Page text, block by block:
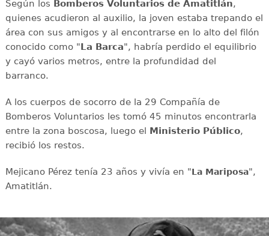
Según los Bomberos Voluntarios de Amatitlán,
quienes acudieron al auxilio, la joven estaba trepando el
área con sus amigos y al encontrarse en lo alto del filón
conocido como "La Barca", habría perdido el equilibrio
y cayó varios metros, entre la profundidad del
barranco.
A los cuerpos de socorro de la 29 Compañía de
Bomberos Voluntarios les tomó 45 minutos encontrarla
entre la zona boscosa, luego el Ministerio Público,
recibió los restos.
Mejicano Pérez tenía 23 años y vivía en "La Mariposa",
Amatitlán.